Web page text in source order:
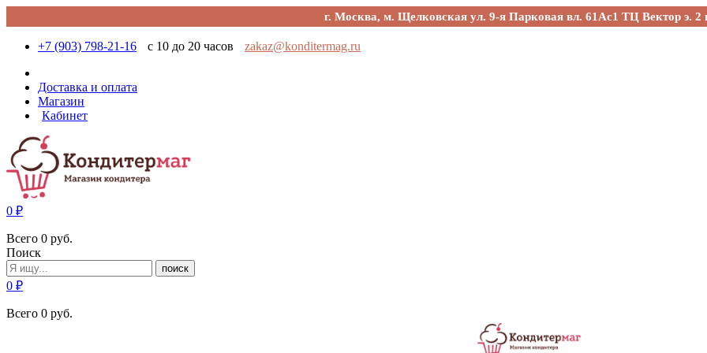
г. Москва, м. Щелковская ул. 9-я Парковая вл. 61Ас1 ТЦ Вектор э. 2
+7 (903) 798-21-16 с 10 до 20 часов zakaz@konditermag.ru
Доставка и оплата
Магазин
Кабинет
0 ₽
Всего 0 руб.
Поиск
поиск
0 ₽
Всего 0 руб.